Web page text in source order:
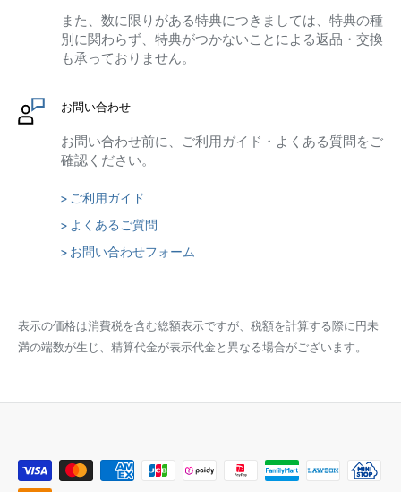
また、数に限りがある特典につきましては、特典の種
別に関わらず、特典がつかないことによる返品・交換
も承っておりません。
お問い合わせ
お問い合わせ前に、ご利用ガイド・よくある質問をご
確認ください。
> ご利用ガイド
> よくあるご質問
> お問い合わせフォーム
表示の価格は消費税を含む総額表示ですが、税額を計算する際に円未
満の端数が生じ、精算代金が表示代金と異なる場合がございます。